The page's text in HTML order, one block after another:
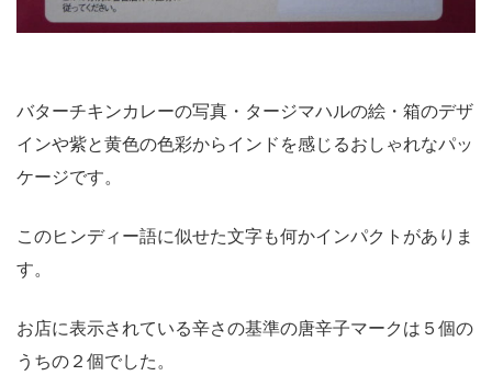
バターチキンカレーの写真・タージマハルの絵・箱のデザ
インや紫と黄色の色彩からインドを感じるおしゃれなパッ
ケージです。
このヒンディー語に似せた文字も何かインパクトがありま
す。
お店に表示されている辛さの基準の唐辛子マークは５個の
うちの２個でした。